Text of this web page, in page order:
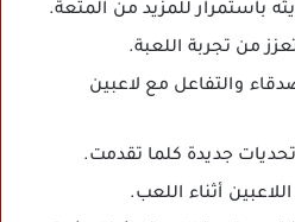
باستمرار للمزيد من المتعة.
من تجربة اللعبة.
والتفاعل مع لاعبين
جديدة كلما تقدمت.
أثناء اللعب.